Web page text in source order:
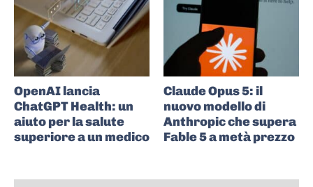
OpenAI lancia
ChatGPT Health: un
aiuto per la salute
superiore a un medico
Claude Opus 5: il
nuovo modello di
Anthropic che supera
Fable 5 a metà prezzo